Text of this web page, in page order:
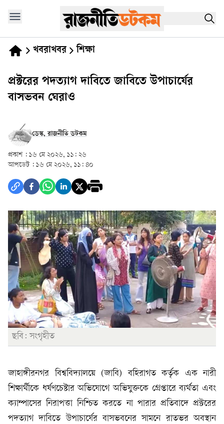
খবরাখবর শিক্ষা
প্রক্টরের পদত্যাগ দাবিতে জাবিতে উপাচার্যের
বাসভবন ঘেরাও
ডেস্ক, রাজনীতি ডটকম
প্রকাশ : ১৬ মে ২০২৬, ১১: ২৬
আপডেট : ১৬ মে ২০২৬, ১১: ৪০
ছবি: সংগৃহীত
জাহাঙ্গীরনগর বিশ্ববিদ্যালয়ে (জাবি) বহিরাগত কর্তৃক এক নারী
শিক্ষার্থীকে ধর্ষণচেষ্টার অভিযোগে অভিযুক্তকে গ্রেপ্তারে ব্যর্থতা এবং
ক্যাম্পাসের নিরাপত্তা নিশ্চিত করতে না পারার প্রতিবাদে প্রক্টরের
পদত্যাগ দাবিতে উপাচার্যের বাসভবনের সামনে রাতভর অবস্থান